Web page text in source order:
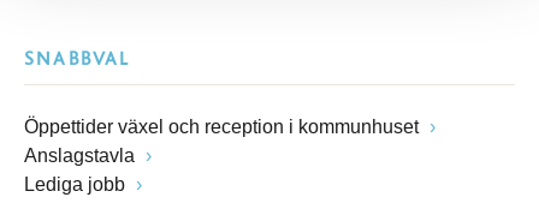
SNABBVAL
Öppettider växel och reception i kommunhuset
Anslagstavla
Lediga jobb